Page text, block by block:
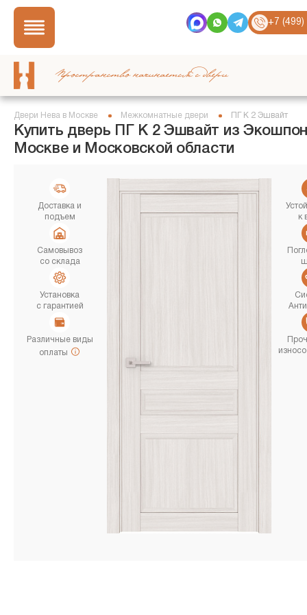
+7
Пространство начинается с двери
Двери Нева в Москве Межкомнатные двери ПГ K 2 Эшвайт
Купить дверь ПГ K 2 Эшвайт из
Москве и Московской области
Доставка и
подъем
Самовывоз
со склада
Установка
с гарантией
Различные виды
оплаты
к